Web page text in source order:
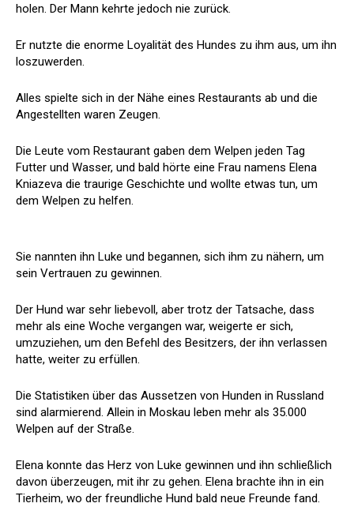
holen. Der Mann kehrte jedoch nie zurück.
Er nutzte die enorme Loyalität des Hundes zu ihm aus, um ihn
loszuwerden.
Alles spielte sich in der Nähe eines Restaurants ab und die
Angestellten waren Zeugen.
Die Leute vom Restaurant gaben dem Welpen jeden Tag
Futter und Wasser, und bald hörte eine Frau namens Elena
Kniazeva die traurige Geschichte und wollte etwas tun, um
dem Welpen zu helfen.
Sie nannten ihn Luke und begannen, sich ihm zu nähern, um
sein Vertrauen zu gewinnen.
Der Hund war sehr liebevoll, aber trotz der Tatsache, dass
mehr als eine Woche vergangen war, weigerte er sich,
umzuziehen, um den Befehl des Besitzers, der ihn verlassen
hatte, weiter zu erfüllen.
Die Statistiken über das Aussetzen von Hunden in Russland
sind alarmierend. Allein in Moskau leben mehr als 35.000
Welpen auf der Straße.
Elena konnte das Herz von Luke gewinnen und ihn schließlich
davon überzeugen, mit ihr zu gehen. Elena brachte ihn in ein
Tierheim, wo der freundliche Hund bald neue Freunde fand.